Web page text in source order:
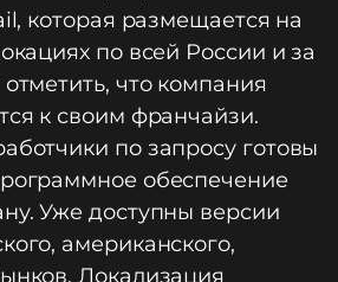
которая размещается на
по всей России и за
что компания
к своим франчайзи.
по запросу готовы
обеспечение
Уже доступны версии
американского,
Локализация